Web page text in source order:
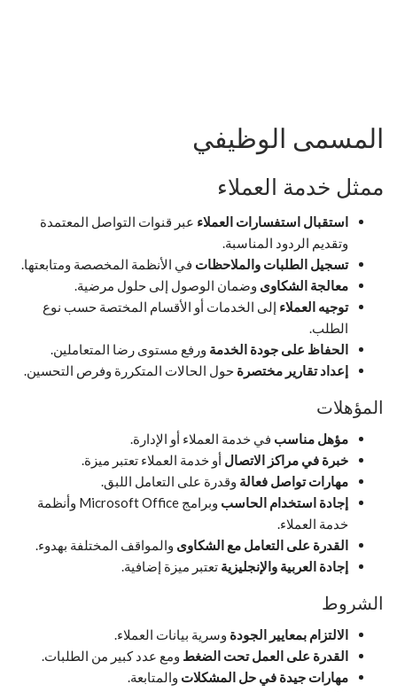
المسمى الوظيفي
ممثل خدمة العملاء
استقبال استفسارات العملاء عبر قنوات التواصل المعتمدة
وتقديم الردود المناسبة.
تسجيل الطلبات والملاحظات في الأنظمة المخصصة ومتابعتها.
معالجة الشكاوى وضمان الوصول إلى حلول مرضية.
توجيه العملاء إلى الخدمات أو الأقسام المختصة حسب نوع
الطلب.
الحفاظ على جودة الخدمة ورفع مستوى رضا المتعاملين.
إعداد تقارير مختصرة حول الحالات المتكررة وفرص التحسين.
المؤهلات
مؤهل مناسب في خدمة العملاء أو الإدارة.
خبرة في مراكز الاتصال أو خدمة العملاء تعتبر ميزة.
مهارات تواصل فعالة وقدرة على التعامل اللبق.
إجادة استخدام الحاسب
وبرامج Microsoft Office وأنظمة
خدمة العملاء.
القدرة على التعامل مع الشكاوى والمواقف المختلفة بهدوء.
إجادة العربية والإنجليزية تعتبر ميزة إضافية.
الشروط
الالتزام بمعايير الجودة وسرية بيانات العملاء.
القدرة على العمل تحت الضغط ومع عدد كبير من الطلبات.
مهارات جيدة في حل المشكلات والمتابعة.